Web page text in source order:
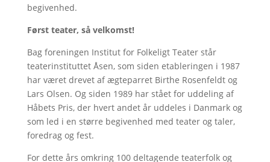
begivenhed.
Først teater, så velkomst!
Bag foreningen Institut for Folkeligt Teater står
teaterinstituttet Åsen, som siden etableringen i 1987
har været drevet af ægteparret Birthe Rosenfeldt og
Lars Olsen. Og siden 1989 har stået for uddeling af
Håbets Pris, der hvert andet år uddeles i Danmark og
som led i en større begivenhed med teater og taler,
foredrag og fest.
For dette års omkring 100 deltagende teaterfolk og